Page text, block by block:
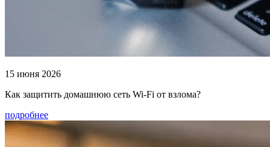
15 июня 2026
Как защитить домашнюю сеть Wi‑Fi от взлома?
подробнее